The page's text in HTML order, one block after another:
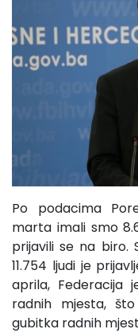
Po podacima
marta imali smo
prijavili se na biro.
11.754 ljudi je
aprila, Federacija
radnih mjesta,
gubitka radnih